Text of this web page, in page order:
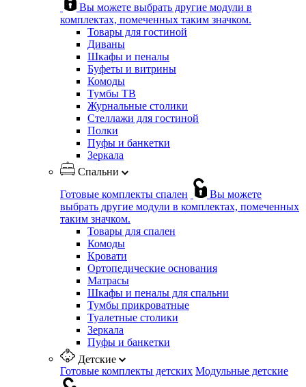
Вы можете выбрать другие модули в
комплектах, помеченных таким значком.
Товары для гостиной
Диваны
Шкафы и пеналы
Буфеты и витрины
Комоды
Тумбы ТВ
Журнальные столики
Стеллажи для гостиной
Полки
Пуфы и банкетки
Зеркала
Спальни
Готовые комплекты спален
Вы можете
выбрать другие модули в комплектах, помеченных
таким значком.
Товары для спален
Комоды
Кровати
Ортопедические основания
Матрасы
Шкафы и пеналы для спальни
Тумбы прикроватные
Туалетные столики
Зеркала
Пуфы и банкетки
Детские
Готовые комплекты детских Модульные детские